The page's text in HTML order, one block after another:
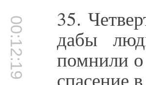
00:12:19 35.
дабы
помнили о
спасение